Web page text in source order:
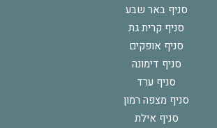
סניף באר שבע
סניף קרית גת
סניף אופקים
סניף דימונה
סניף ערד
סניף מצפה רמון
סניף אילת